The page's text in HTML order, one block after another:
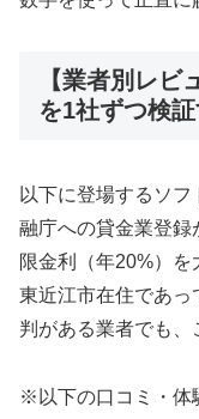
【業者別レビ
を1社ずつ検
以下に登場するソフ
融庁への貸金業登録
限金利（年20%）を
東近江市在住であっ
判がある業者でも、
※以下の口コミ・体